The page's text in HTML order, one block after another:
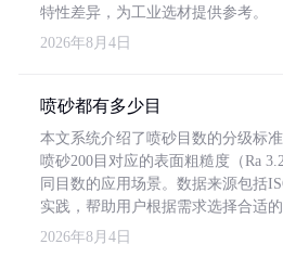
特性差异，为工业选材提供参考。
2026年8月4日
喷砂都有多少目
本文系统介绍了喷砂目数的分级标
喷砂200目对应的表面粗糙度（Ra
同目数的应用场景。数据来源包括
实践，帮助用户根据需求选择合适的
2026年8月4日